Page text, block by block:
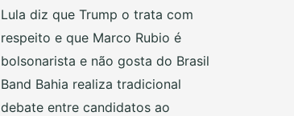
Lula diz que Trump o trata com
respeito e que Marco Rubio é
bolsonarista e não gosta do Brasil
Band Bahia realiza tradicional
debate entre candidatos ao